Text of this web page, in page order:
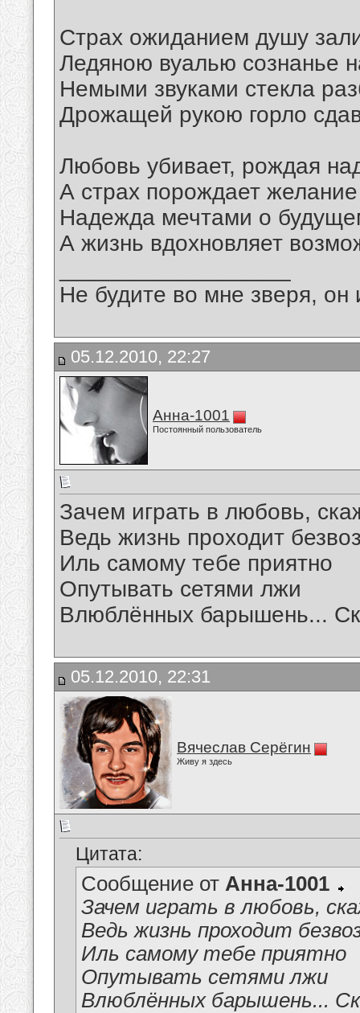
Страх ожиданием душу
Ледяною вуалью сознанье
Немыми звуками стекла
Дрожащей рукою горло
Любовь убивает, рождая
А страх порождает
Надежда мечтами о
А жизнь вдохновляет
Не будите во мне зверя, он
05.12.2010, 22:27
Анна-1001
Постоянный пользователь
Зачем играть в любовь,
Ведь жизнь проходит
Иль самому тебе приятно
Опутывать сетями лжи
Влюблённых барышень...
05.12.2010, 22:31
Вячеслав Серёгин
Живу я здесь
Цитата:
Сообщение от Анна-1001
Зачем играть в любовь,
Ведь жизнь проходит
Иль самому тебе приятно
Опутывать сетями лжи
Влюблённых барышень...